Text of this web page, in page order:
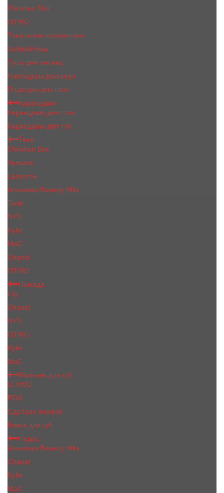
Сhristiаn Diоr
OTWO
Тональные корректоры
Хайлайтеры
Тушь для ресниц
Накладные ресницы
Подводка для глаз
Карандаши
Карандаши для глаз
Карандаши для губ
Тени
Christian Dior
Versace
Lancome
Anastasia Beverly Hills
Tarte
NYX
Kylie
MaC
Сhanеl
OTWO
Помада
Lily
Chanel
NYX
OTWO
Kylie
МаС
Бальзам для губ
O.TWO
EOS
Сделано пчелой
Блеск для губ
Пудра
Anastasia Beverly Hills
Chanel
Kylie
MaC